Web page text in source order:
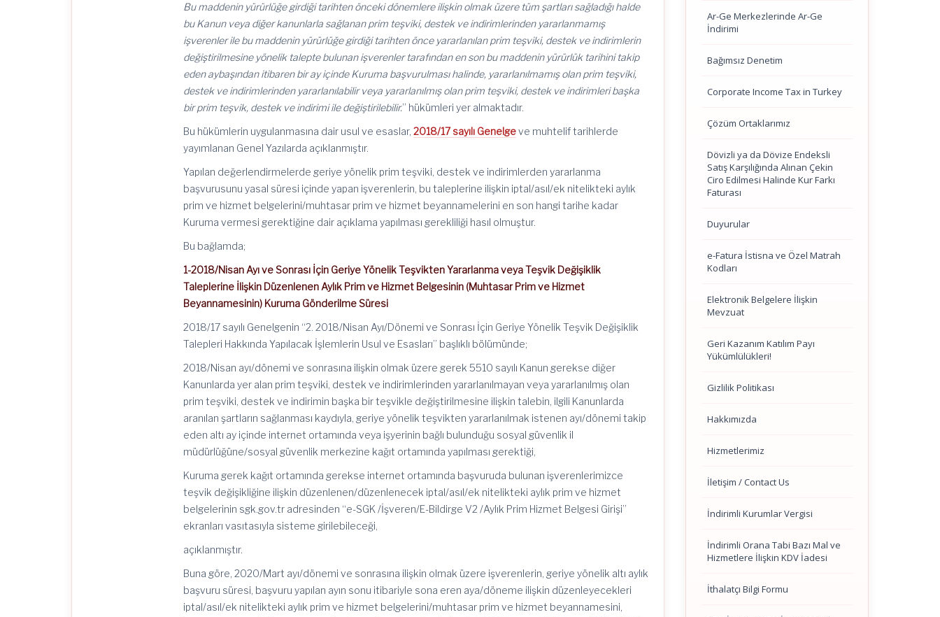
Bu maddenin yürürlüğe girdiği tarihten önceki dönemlere ilişkin olmak üzere tüm şartları sağladığı halde
bu Kanun veya diğer kanunlarla sağlanan prim teşviki, destek ve indirimlerinden yararlanmamış
işverenler ile bu maddenin yürürlüğe girdiği tarihten önce yararlanılan prim teşviki, destek ve indirimlerin
değiştirilmesine yönelik talepte bulunan işverenler tarafından en son bu maddenin yürürlük tarihini takip
eden aybaşından itibaren bir ay içinde Kuruma başvurulması halinde, yararlanılmamış olan prim teşviki,
destek ve indirimlerinden yararlanılabilir veya yararlanılmış olan prim teşviki, destek ve indirimleri başka
bir prim teşvik, destek ve indirimi ile değiştirilebilir.” hükümleri yer almaktadır.
Bu hükümlerin uygulanmasına dair usul ve esaslar,2018/17 sayılı Genelgeve muhtelif tarihlerde
yayımlanan Genel Yazılarda açıklanmıştır.
Yapılan değerlendirmelerde geriye yönelik prim teşviki, destek ve indirimlerden yararlanma
başvurusunu yasal süresi içinde yapan işverenlerin, bu taleplerine ilişkin iptal/asıl/ek nitelikteki aylık
prim ve hizmet belgelerini/muhtasar prim ve hizmet beyannamelerini en son hangi tarihe kadar
Kuruma vermesi gerektiğine dair açıklama yapılması gerekliliği hasıl olmuştur.
Bu bağlamda;
1-2018/Nisan Ayı ve Sonrası İçin Geriye Yönelik Teşvikten Yararlanma veya Teşvik Değişiklik
Taleplerine İlişkin Düzenlenen Aylık Prim ve Hizmet Belgesinin (Muhtasar Prim ve Hizmet
Beyannamesinin) Kuruma Gönderilme Süresi
2018/17 sayılı Genelgenin “2. 2018/Nisan Ayı/Dönemi ve Sonrası İçin Geriye Yönelik Teşvik Değişiklik
Talepleri Hakkında Yapılacak İşlemlerin Usul ve Esasları” başlıklı bölümünde;
2018/Nisan ayı/dönemi ve sonrasına ilişkin olmak üzere gerek 5510 sayılı Kanun gerekse diğer
Kanunlarda yer alan prim teşviki, destek ve indirimlerinden yararlanılmayan veya yararlanılmış olan
prim teşviki, destek ve indirimin başka bir teşvikle değiştirilmesine ilişkin talebin, ilgili Kanunlarda
aranılan şartların sağlanması kaydıyla, geriye yönelik teşvikten yararlanılmak istenen ayı/dönemi takip
eden altı ay içinde internet ortamında veya işyerinin bağlı bulunduğu sosyal güvenlik il
müdürlüğüne/sosyal güvenlik merkezine kağıt ortamında yapılması gerektiği,
Kuruma gerek kağıt ortamında gerekse internet ortamında başvuruda bulunan işverenlerimizce
teşvik değişikliğine ilişkin düzenlenen/düzenlenecek iptal/asıl/ek nitelikteki aylık prim ve hizmet
belgelerinin sgk.gov.tr adresinden “e-SGK /İşveren/E-Bildirge V2 /Aylık Prim Hizmet Belgesi Girişi”
ekranları vasıtasıyla sisteme girilebileceği,
açıklanmıştır.
Buna göre, 2020/Mart ayı/dönemi ve sonrasına ilişkin olmak üzere işverenlerin, geriye yönelik altı aylık
başvuru süresi, başvuru yapılan ayın sonu itibariyle sona eren aya/döneme ilişkin düzenleyecekleri
iptal/asıl/ek nitelikteki aylık prim ve hizmet belgelerini/muhtasar prim ve hizmet beyannamesini,
Ar-Ge Merkezlerinde Ar-Ge
İndirimi
Bağımsız Denetim
Corporate Income Tax in Turkey
Çözüm Ortaklarımız
Dövizli ya da Dövize Endeksli
Satış Karşılığında Alınan Çekin
Ciro Edilmesi Halinde Kur Farkı
Faturası
Duyurular
e-Fatura İstisna ve Özel Matrah
Kodları
Elektronik Belgelere İlişkin
Mevzuat
Geri Kazanım Katılım Payı
Yükümlülükleri!
Gizlilik Politikası
Hakkımızda
Hizmetlerimiz
İletişim / Contact Us
İndirimli Kurumlar Vergisi
İndirimli Orana Tabi Bazı Mal ve
Hizmetlere İlişkin KDV İadesi
İthalatçı Bilgi Formu